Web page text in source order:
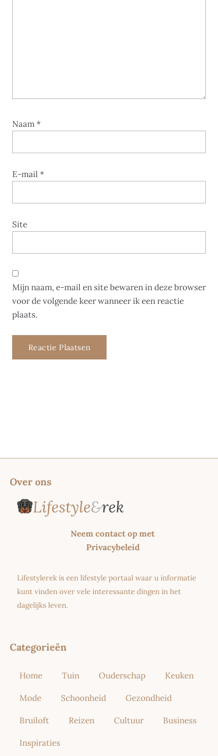
Naam*
E-mail *
Site
Mijn naam, e-mail en site bewaren in deze browser
voor de volgende keer wanneer ik een reactie
plaats.
Over ons
Neem contact op met
Privacybeleid
Lifestylerek is een lifestyle portaal waar u informatie
kunt vinden over vele interessante dingen in het
dagelijks leven.
Categorieën
Home Tuin Ouderschap Keuken
Mode Schoonheid Gezondheid
Bruiloft Reizen Cultuur Business
Inspiraties